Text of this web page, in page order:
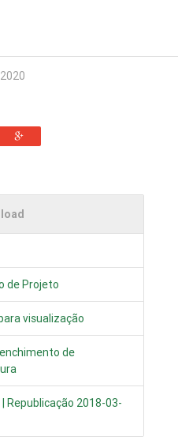
de Projeto
visualização
de
Republicação 2018-03-